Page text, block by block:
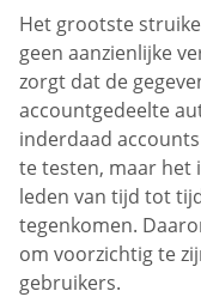
Het grootste
geen aanzienlijke
zorgt dat de
accountgedeelte
inderdaad
te testen, maar het
leden van tijd tot
tegenkomen.
om voorzichtig te
gebruikers.